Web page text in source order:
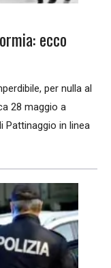
ecco
per nulla al
28 maggio a
Pattinaggio in linea